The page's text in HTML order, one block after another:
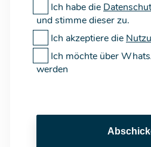
Ich habe die
und stimme dieser zu.
Ich akzeptiere die
Ich möchte über
werden